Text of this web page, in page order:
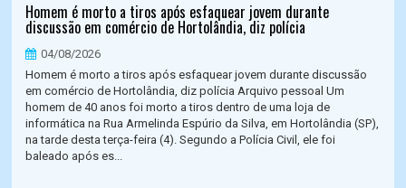
Homem é morto a tiros após esfaquear jovem durante
discussão em comércio de Hortolândia, diz polícia
04/08/2026
Homem é morto a tiros após esfaquear jovem durante discussão
em comércio de Hortolândia, diz polícia Arquivo pessoal Um
homem de 40 anos foi morto a tiros dentro de uma loja de
informática na Rua Armelinda Espúrio da Silva, em Hortolândia (SP),
na tarde desta terça-feira (4). Segundo a Polícia Civil, ele foi
baleado após es...